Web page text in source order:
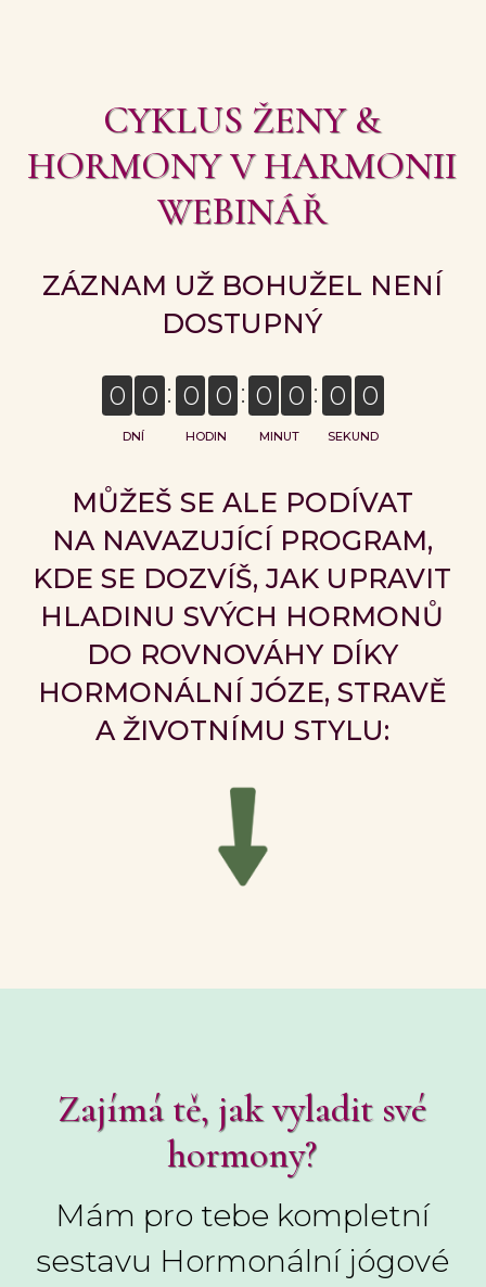
CYKLUS ŽENY &
HORMONY V HARMONII
WEBINÁŘ
ZÁZNAM UŽ BOHUŽEL NENÍ
DOSTUPNÝ
0 0
DNÍ
0 0
HODIN
0 0
MINUT
0 0
SEKUND
MŮŽEŠ SE ALE PODÍVAT
NA NAVAZUJÍCÍ PROGRAM,
KDE SE DOZVÍŠ, JAK UPRAVIT
HLADINU SVÝCH HORMONŮ
DO ROVNOVÁHY DÍKY
HORMONÁLNÍ JÓZE, STRAVĚ
A ŽIVOTNÍMU STYLU:
Zajímá tě, jak vyladit své
hormony?
Mám pro tebe kompletní
sestavu Hormonální jógové